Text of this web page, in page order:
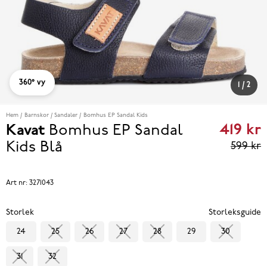
/ 2
360° vy
Hem Barnskor Sandaler Bomhus EP Sandal Kids
Kavat Bomhus EP Sandal
Kids Blå
Current
price
419 kr
599 kr
Art nr: 3271043
Storlek Storleksguide
24 25 26 27 28 29 30
31 32